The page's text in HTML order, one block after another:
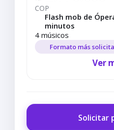
COP
Flash mob de
minutos
4 músicos
Formato más
Ver
Solicitar